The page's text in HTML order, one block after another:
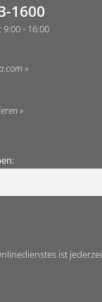
1600
- 16:00
ist